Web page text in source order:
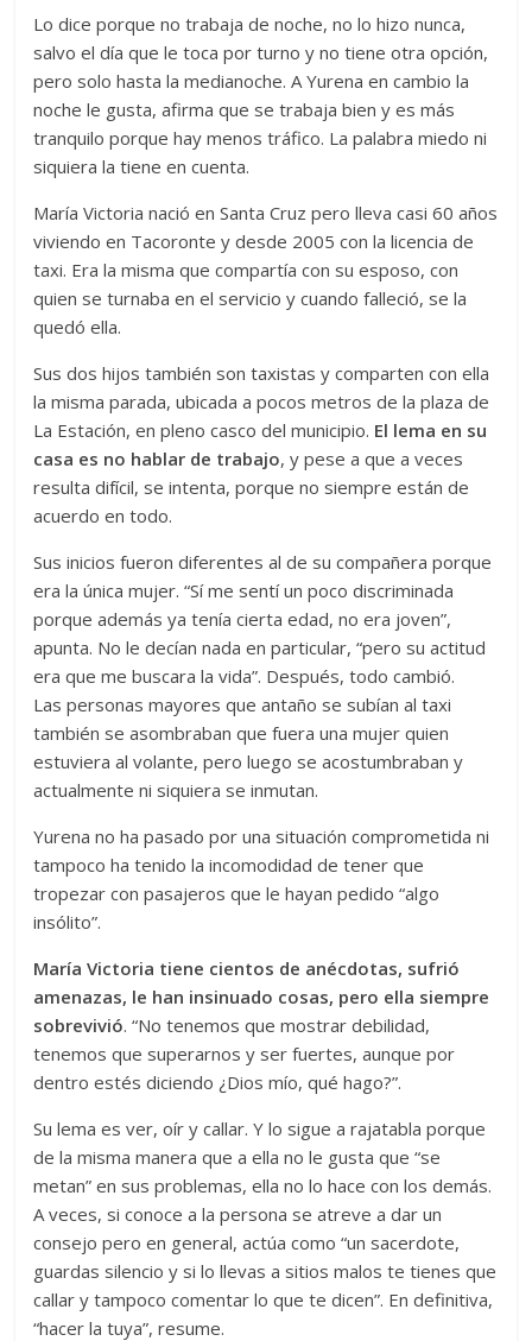
Lo dice porque no trabaja de noche, no lo hizo nunca,
salvo el día que le toca por turno y no tiene otra opción,
pero solo hasta la medianoche. A Yurena en cambio la
noche le gusta, afirma que se trabaja bien y es más
tranquilo porque hay menos tráfico. La palabra miedo ni
siquiera la tiene en cuenta.
María Victoria nació en Santa Cruz pero lleva casi 60 años
viviendo en Tacoronte y desde 2005 con la licencia de
taxi. Era la misma que compartía con su esposo, con
quien se turnaba en el servicio y cuando falleció, se la
quedó ella.
Sus dos hijos también son taxistas y comparten con ella
la misma parada, ubicada a pocos metros de la plaza de
La Estación, en pleno casco del municipio. El lema en su
casa es no hablar de trabajo, y pese a que a veces
resulta difícil, se intenta, porque no siempre están de
acuerdo en todo.
Sus inicios fueron diferentes al de su compañera porque
era la única mujer. “Sí me sentí un poco discriminada
porque además ya tenía cierta edad, no era joven”,
apunta. No le decían nada en particular, “pero su actitud
era que me buscara la vida”. Después, todo cambió.
Las personas mayores que antaño se subían al taxi
también se asombraban que fuera una mujer quien
estuviera al volante, pero luego se acostumbraban y
actualmente ni siquiera se inmutan.
Yurena no ha pasado por una situación comprometida ni
tampoco ha tenido la incomodidad de tener que
tropezar con pasajeros que le hayan pedido “algo
insólito”.
María Victoria tiene cientos de anécdotas, sufrió
amenazas, le han insinuado cosas, pero ella siempre
sobrevivió. “No tenemos que mostrar debilidad,
tenemos que superarnos y ser fuertes, aunque por
dentro estés diciendo ¿Dios mío, qué hago?”.
Su lema es ver, oír y callar. Y lo sigue a rajatabla porque
de la misma manera que a ella no le gusta que “se
metan” en sus problemas, ella no lo hace con los demás.
A veces, si conoce a la persona se atreve a dar un
consejo pero en general, actúa como “un sacerdote,
guardas silencio y si lo llevas a sitios malos te tienes que
callar y tampoco comentar lo que te dicen”. En definitiva,
“hacer la tuya”, resume.